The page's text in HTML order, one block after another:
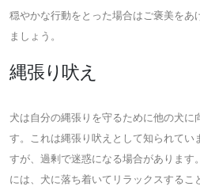
穏やかな行動をとった場合はご褒美をあ
ましょう。
縄張り吠え
犬は自分の縄張りを守るために他の犬に
す。これは縄張り吠えとして知られてい
すが、過剰で迷惑になる場合があります
には、犬に落ち着いてリラックスするこ